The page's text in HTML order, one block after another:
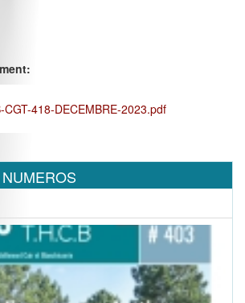
CGT-418-DECEMBRE-2023.pdf